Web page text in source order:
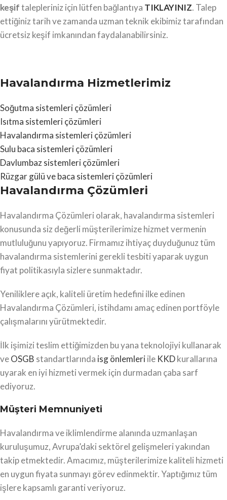
keşiftalepleriniz için lütfen bağlantıya TIKLAYINIZ. Talep
ettiğiniz tarih ve zamanda uzman teknik ekibimiz tarafından
ücretsiz keşif imkanından faydalanabilirsiniz.
Havalandırma Hizmetlerimiz
Soğutma sistemleri çözümleri
Isıtma sistemleri çözümleri
Havalandırma sistemleri çözümleri
Sulu baca sistemleri çözümleri
Davlumbaz sistemleri çözümleri
Rüzgar gülü ve baca sistemleri çözümleri
Havalandırma Çözümleri
Havalandırma Çözümleri olarak, havalandırma sistemleri
konusunda siz değerli müşterilerimize hizmet vermenin
mutluluğunu yapıyoruz. Firmamız ihtiyaç duyduğunuz tüm
havalandırma sistemlerini gerekli tesbiti yaparak uygun
fiyat politikasıyla sizlere sunmaktadır.
Yeniliklere açık, kaliteli üretim hedefini ilke edinen
Havalandırma Çözümleri, istihdamı amaç edinen portföyle
çalışmalarını yürütmektedir.
İlk işimizi teslim ettiğimizden bu yana teknolojiyi kullanarak
veOSGB standartlarında isg önlemleriile KKDkurallarına
uyarak en iyi hizmeti vermek için durmadan çaba sarf
ediyoruz.
Müşteri Memnuniyeti
Havalandırma ve iklimlendirme alanında uzmanlaşan
kuruluşumuz, Avrupa’daki sektörel gelişmeleri yakından
takip etmektedir. Amacımız, müşterilerimize kaliteli hizmeti
en uygun fiyata sunmayı görev edinmektir. Yaptığımız tüm
işlere kapsamlı garanti veriyoruz.